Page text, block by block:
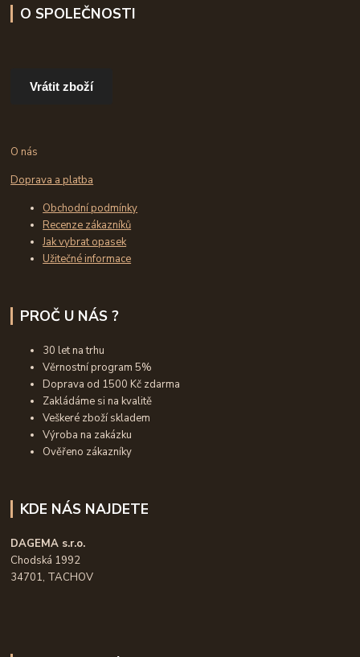
O SPOLEČNOSTI
Vrátit zboží
O nás
Doprava a platba
Obchodní podmínky
Recenze zákazníků
Jak vybrat opasek
Užitečné informace
PROČ U NÁS ?
30 let na trhu
Věrnostní program 5%
Doprava od 1500 Kč zdarma
Zakládáme si na kvalitě
Veškeré zboží skladem
Výroba na zakázku
Ověřeno zákazníky
KDE NÁS NAJDETE
DAGEMA s.r.o.
Chodská 1992
34701, TACHOV